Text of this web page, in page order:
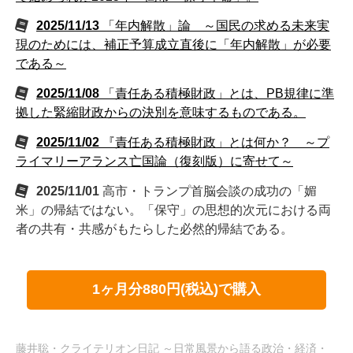
2025/11/13
「年内解散」論 ～国民の求める未来実
現のためには、補正予算成立直後に「年内解散」が必要
である～
2025/11/08
「責任ある積極財政」とは、PB規律に準
拠した緊縮財政からの決別を意味するものである。
2025/11/02
『責任ある積極財政」とは何か？ ～プ
ライマリーアランス亡国論（復刻版）に寄せて～
2025/11/01 高市・トランプ首脳会談の成功の「媚
米」の帰結ではない。「保守」の思想的次元における両
者の共有・共感がもたらした必然的帰結である。
1ヶ月分880円(税込)で購入
藤井聡・クライテリオン日記 ～日常風景から語る政治・経済・